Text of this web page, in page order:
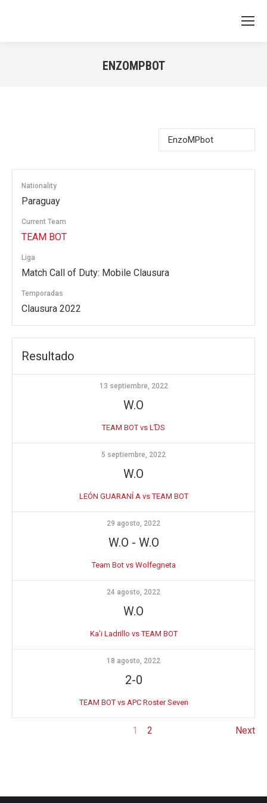
ENZOMPBOT
Nationality
Paraguay
Current Team
TEAM BOT
Liga
Match Call of Duty: Mobile Clausura
Temporadas
Clausura 2022
Resultado
13 septiembre, 2022
W.O
TEAM BOT vs LƊS
5 septiembre, 2022
W.O
LEÓN GUARANÍ A vs TEAM BOT
29 agosto, 2022
W.O - W.O
Team Bot vs Wolfegneta
24 agosto, 2022
W.O
Ka'i Ladrillo vs TEAM BOT
18 agosto, 2022
2-0
TEAM BOT vs APC Roster Seven
1 2 Next